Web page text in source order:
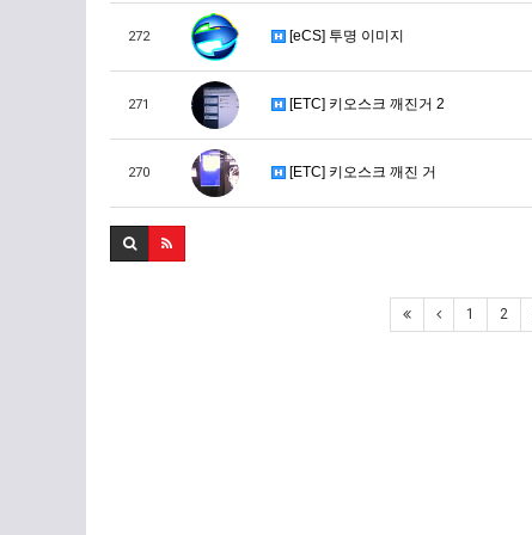
272 [eCS] 투명 이미지
271 [ETC] 키오스크 깨진거 2
270 [ETC] 키오스크 깨진 거
1 2